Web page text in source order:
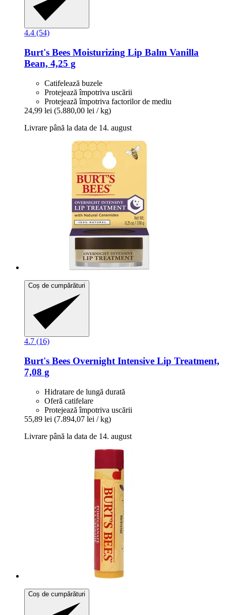
4.4 (54)
Burt's Bees Moisturizing Lip Balm Vanilla
Bean, 4,25 g
Catifelează buzele
Protejează împotriva uscării
Protejează împotriva factorilor de mediu
24,99 lei (5.880,00 lei / kg)
Livrare până la data de 14. august
Coș de cumpărături
4.7 (16)
Burt's Bees Overnight Intensive Lip Treatment,
7,08 g
Hidratare de lungă durată
Oferă catifelare
Protejează împotriva uscării
55,89 lei (7.894,07 lei / kg)
Livrare până la data de 14. august
Coș de cumpărături